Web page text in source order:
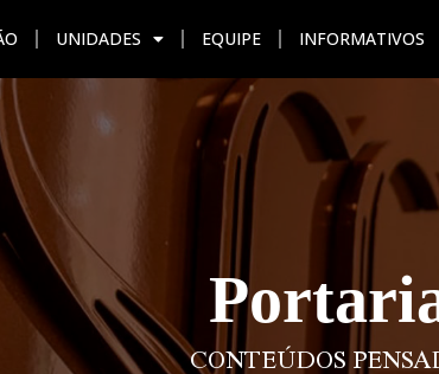
SOMOS ATUAÇÃO UNIDADES
UNIDADES EQUIPE INFORMATIVOS
CONTEÚDOS